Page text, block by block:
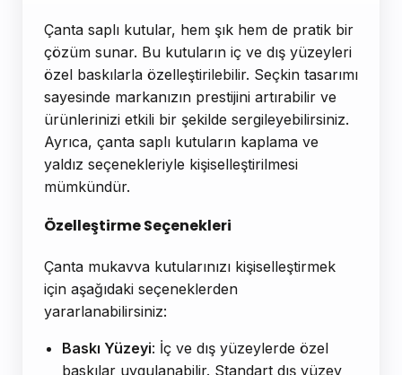
Çanta saplı kutular, hem şık hem de pratik bir
çözüm sunar. Bu kutuların iç ve dış yüzeyleri
özel baskılarla özelleştirilebilir. Seçkin tasarımı
sayesinde markanızın prestijini artırabilir ve
ürünlerinizi etkili bir şekilde sergileyebilirsiniz.
Ayrıca, çanta saplı kutuların kaplama ve
yaldız seçenekleriyle kişiselleştirilmesi
mümkündür.
Özelleştirme Seçenekleri
Çanta mukavva kutularınızı kişiselleştirmek
için aşağıdaki seçeneklerden
yararlanabilirsiniz:
Baskı Yüzeyi: İç ve dış yüzeylerde özel
baskılar uygulanabilir. Standart dış yüzey